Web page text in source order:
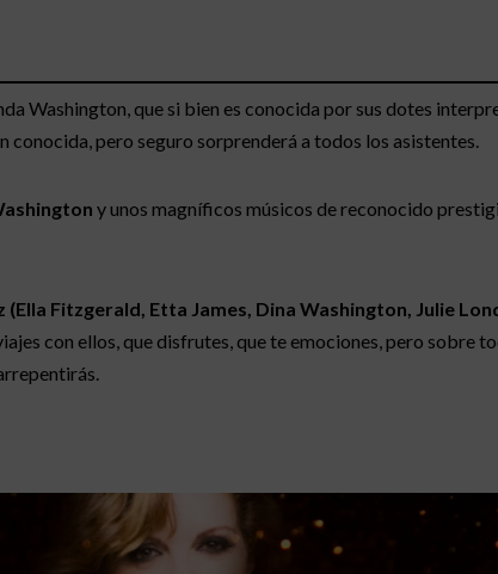
Washington, que si bien es conocida por sus dotes
conocida, pero seguro sorprenderá a todos los asistentes.
y unos magníficos músicos de reconocido
(Ella Fitzgerald, Etta James, Dina Washington, Julie
con ellos, que disfrutes, que te emociones, pero sobre